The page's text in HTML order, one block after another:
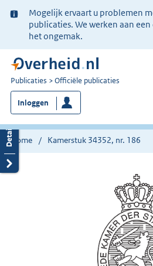
Ter
informatie:
Mogelijk ervaart u problemen
publicaties. We werken aan
het ongemak.
U
bent
nu
hier:
Publicaties Officiële publicaties
Inloggen
Home Kamerstuk 34352, nr. 186